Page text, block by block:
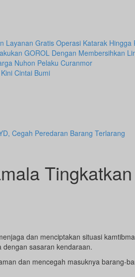
Layanan Gratis Operasi Katarak Hingga
GOROL Dengan Membersihkan
Nuhon Pelaku Curanmor
Cintai Bumi
Cegah Peredaran Barang Terlarang
dan menciptakan situasi
dengan sasaran kendaraan.
dan mencegah masuknya barang-